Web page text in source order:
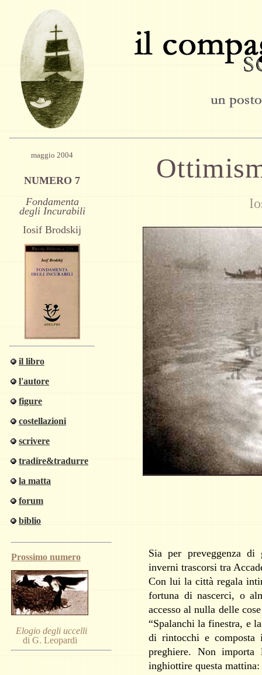
maggio 2004
NUMERO 7
Fondamenta
degli Incurabili
Iosif Brodskij
il libro
l'autore
figure
costellazioni
scrivere
tradire&tradurre
la matta
forum
biblio
Prossimo numero
Elogio degli uccelli
di G. Leopardi
Sia per preveggenza di
inverni trascorsi tra
Con lui la città regala
fortuna di nascerci, o
accesso al nulla delle
“Spalanchi la finestra, e
di rintocchi e
preghiere. Non
inghiottire questa